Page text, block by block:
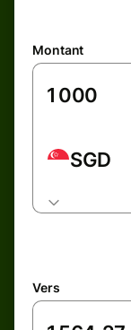
Montant
SGD
Vers